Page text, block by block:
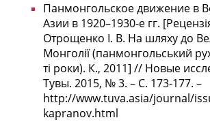
Панмонгольское движение в
Азии в 1920–1930-е гг.
Отрощенко І. В. На шляху до
Монголії (панмонгольський
ті роки). К., 2011] // Новые
Тувы. 2015, № 3. – С. 173-177. –
http://www.tuva.asia/journal/
kapranov.html